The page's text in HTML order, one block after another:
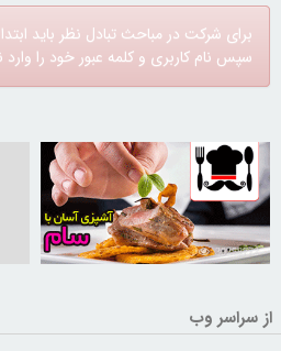
برای شرکت در مباحث تبادل نظر باید
سپس نام کاربری و کلمه عبور خود را وارد
30258772
از سراسر وب